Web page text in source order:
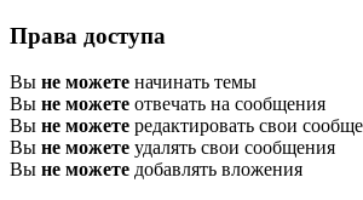
Права доступа
Вы не можете начинать темы
Вы не можете отвечать на сообщения
Вы не можете редактировать свои
Вы не можете удалять свои сообщения
Вы не можете добавлять вложения